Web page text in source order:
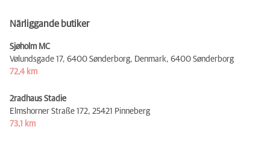
Närliggande butiker
Sjøholm MC
Vølundsgade 17, 6400 Sønderborg, Denmark, 6400 Sønderborg
72,4 km
2radhaus Stadie
Elmshorner Straße 172, 25421 Pinneberg
73,1 km